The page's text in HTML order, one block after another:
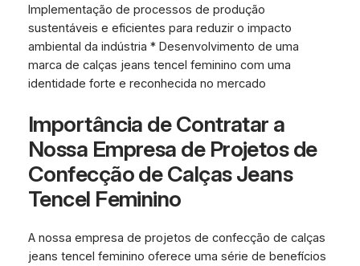
Implementação de processos de produção
sustentáveis e eficientes para reduzir o impacto
ambiental da indústria * Desenvolvimento de uma
marca de calças jeans tencel feminino com uma
identidade forte e reconhecida no mercado
Importância de Contratar a
Nossa Empresa de Projetos de
Confecção de Calças Jeans
Tencel Feminino
A nossa empresa de projetos de confecção de calças
jeans tencel feminino oferece uma série de benefícios